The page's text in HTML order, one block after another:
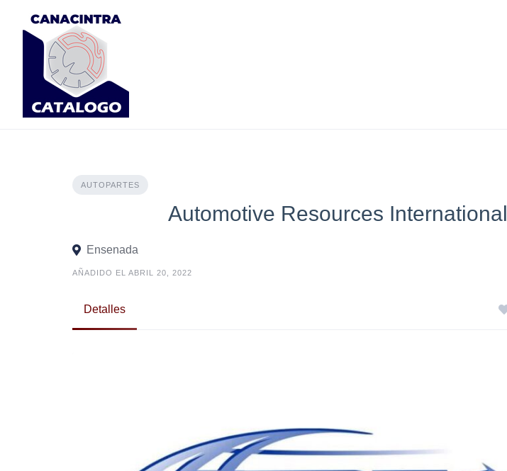
AUTOPARTES
Automotive Resources International
Ensenada
AÑADIDO EL ABRIL 20, 2022
Detalles